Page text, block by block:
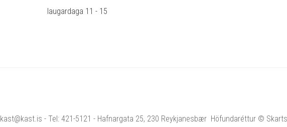
laugardaga 11 - 15
kast@kast.is - Tel: 421-5121 - Hafnargata 25, 230 Reykjanesbær Höfundaréttur ©